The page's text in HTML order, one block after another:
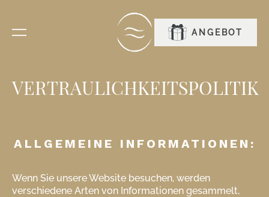
RESERVIEREN
ANGEBOT
VERTRAULICHKEITSPOLITIK
ALLGEMEINE INFORMATIONEN:
Wenn Sie unsere Website besuchen, werden
verschiedene Arten von Informationen gesammelt,